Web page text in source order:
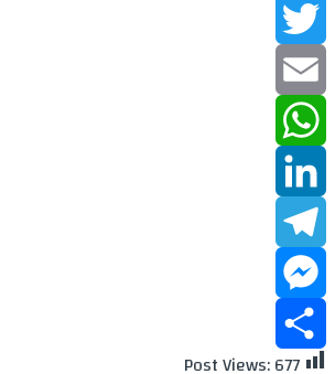
Facebook
Twitter
Email
WhatsApp
LinkedIn
Telegram
Messenger
Post Views:677